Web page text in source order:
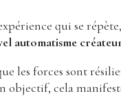
qui se répète,
automatisme
les forces sont
objectif, cela